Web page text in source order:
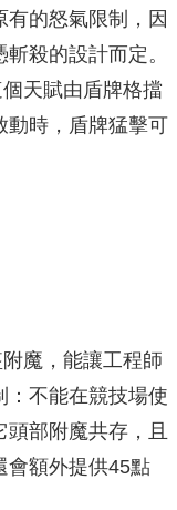
的怒氣限制，因
殺的設計而定。
天賦由盾牌格擋
動時，盾牌猛擊可
魔，能讓工程師
：不能在競技場使
部附魔共存，且
額外提供45點